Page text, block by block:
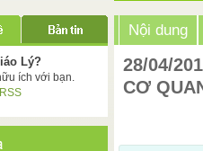
Lý?
ích với bạn.
Nội dung
28/04/
CƠ